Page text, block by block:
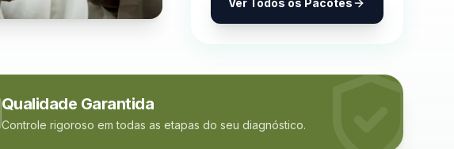
Ver Todos os Pacotes
Qualidade Garantida
Controle rigoroso em todas as etapas do seu diagnóstico.